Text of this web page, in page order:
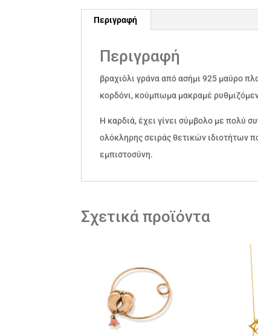
Περιγραφή
Περιγραφή
βραχιόλι γράνα από ασήμι 925 μαύρο
κορδόνι, κούμπωμα μακραμέ
Η καρδιά, έχει γίνει σύμβολο με πολύ
ολόκληρης σειράς θετικών ιδιοτήτων
εμπιστοσύνη.
Σχετικά προϊόντα